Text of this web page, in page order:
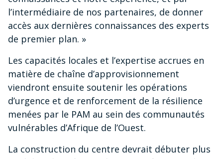
l’intermédiaire de nos partenaires, de donner
accès aux dernières connaissances des experts
de premier plan. »
Les capacités locales et l’expertise accrues en
matière de chaîne d’approvisionnement
viendront ensuite soutenir les opérations
d’urgence et de renforcement de la résilience
menées par le PAM au sein des communautés
vulnérables d’Afrique de l’Ouest.
La construction du centre devrait débuter plus